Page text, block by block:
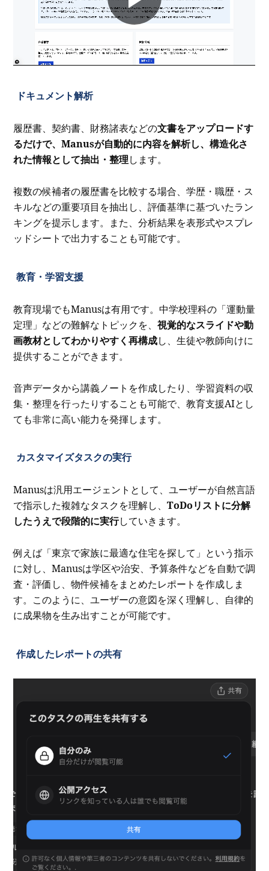
ドキュメント解析
履歴書、契約書、財務諸表などの文書をアップロードす
るだけで、Manusが自動的に内容を解析し、構造化さ
れた情報として抽出・整理します。
複数の候補者の履歴書を比較する場合、学歴・職歴・ス
キルなどの重要項目を抽出し、評価基準に基づいたラン
キングを提示します。また、分析結果を表形式やスプレ
ッドシートで出力することも可能です。
教育・学習支援
教育現場でもManusは有用です。中学校理科の「運動量
定理」などの難解なトピックを、視覚的なスライドや動
画教材としてわかりやすく再構成し、生徒や教師向けに
提供することができます。
音声データから講義ノートを作成したり、学習資料の収
集・整理を行ったりすることも可能で、教育支援AIとし
ても非常に高い能力を発揮します。
カスタマイズタスクの実行
Manusは汎用エージェントとして、ユーザーが自然言語
で指示した複雑なタスクを理解し、ToDoリストに分解
したうえで段階的に実行していきます。
例えば「東京で家族に最適な住宅を探して」という指示
に対し、Manusは学区や治安、予算条件などを自動で調
査・評価し、物件候補をまとめたレポートを作成しま
す。このように、ユーザーの意図を深く理解し、自律的
に成果物を生み出すことが可能です。
作成したレポートの共有